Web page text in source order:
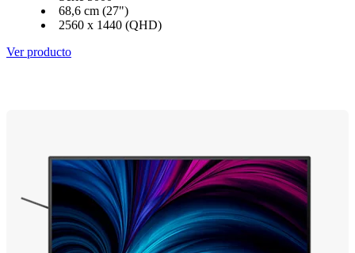
68,6 cm (27")
2560 x 1440 (QHD)
Ver producto